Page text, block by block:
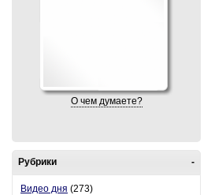
О чем думаете?
-
Рубрики
Видео дня (273)